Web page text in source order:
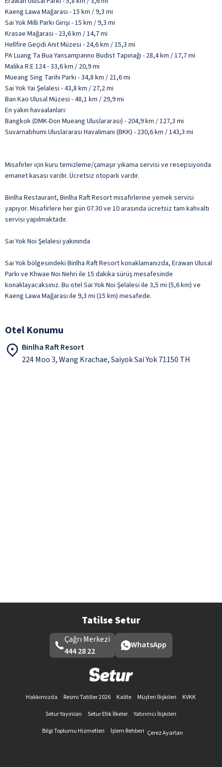
Kaeng Lawa Mağarası - 15 km / 9,3 mi
Sai Yok Milli Parkı Girişi - 15 km / 9,3 mi
Krasae Mağarası - 23,6 km / 14,7 mi
Hellfire Geçidi Anıt Müzesi - 24,6 km / 15,3 mi
PA Luang Ta Bua Yansampanno Budist Tapınağı - 28,4 km / 17,7 mi
Malika R.E 124 - 33,6 km / 20,9 mi
Mueang Sing Tarihi Parkı - 34,8 km / 21,6 mi
Sai Yok Yai Şelalesi - 43,8 km / 27,2 mi
Ban Kao Ulusal Müzesi - 48,1 km / 29,9 mi
En yakın havaalanları:
Bangkok (DMK-Don Mueang Uluslararası) - 204,9 km / 127,3 mi
Suvarnabhumi Uluslararası Havalimanı (BKK) - 230,6 km / 143,3 mi
Misafirler için kuru temizleme/çamaşır yıkama servisi ve resepsiyonda
emanet kasası vardır. Ücretsiz otopark vardır.
Binlha Restaurant, Binlha Raft Resort misafirlerine yemek servisi
yapıyor. Misafirlere her gün 07.30 ve 10 arasında ücretsiz tam kahvaltı
servisi yapılmaktadır.
Sai Yok Noi Şelalesi yakınında
Sai Yok bölgesindeki Binlha Raft Resort konaklamanızda, Erawan Ulusal
Parkı ve Khwae Noi Nehri ile 15 dakika sürüş mesafesinde
konaklayacaksınız. Bu otel Sai Yok Noi Şelalesi ile 3,5 mi (5,6 km) ve
Kaeng Lawa Mağarası ile 9,3 mi (15 km) mesafede.
Otel Konumu
Binlha Raft Resort
224 Moo 3, Wang Krachae, Saiyok Sai Yok 71150 TH
Tatilse Setur
Çağrı Merkezi
444 28 22
WhatsApp
Hakkımızda Resmi Tatiller 2026 Kalite Müşteri İlişkileri
KVKK
Setur Yayınları
Setur Etik İlkeler
Yatırımcı İlişkileri
Bilgi Toplumu Hizmetleri
İşlem Rehberi Çerez Ayarları